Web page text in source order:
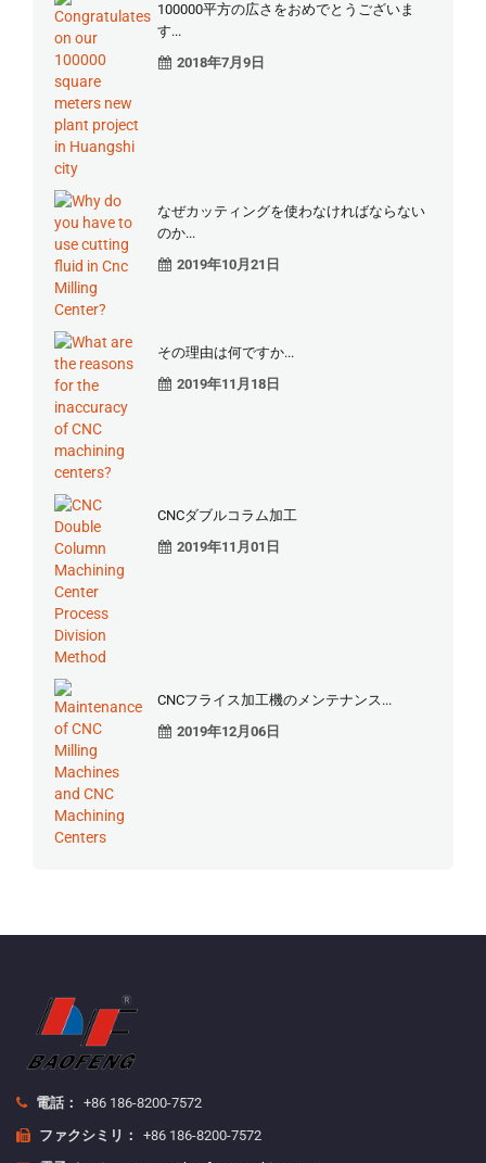
100000平方の広さをおめでとうございま
す...
2018年7月9日
なぜカッティングを使わなければならない
のか...
2019年10月21日
その理由は何ですか...
2019年11月18日
CNCダブルコラム加工
2019年11月01日
CNCフライス加工機のメンテナンス...
2019年12月06日
電話：
+86 186-8200-7572
ファクシミリ：
+86 186-8200-7572